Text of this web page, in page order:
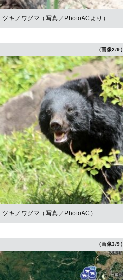
ツキノワグマ（写真／PhotoACより）
（画像2/9）
ツキノワグマ（写真／PhotoAC）
（画像3/9）